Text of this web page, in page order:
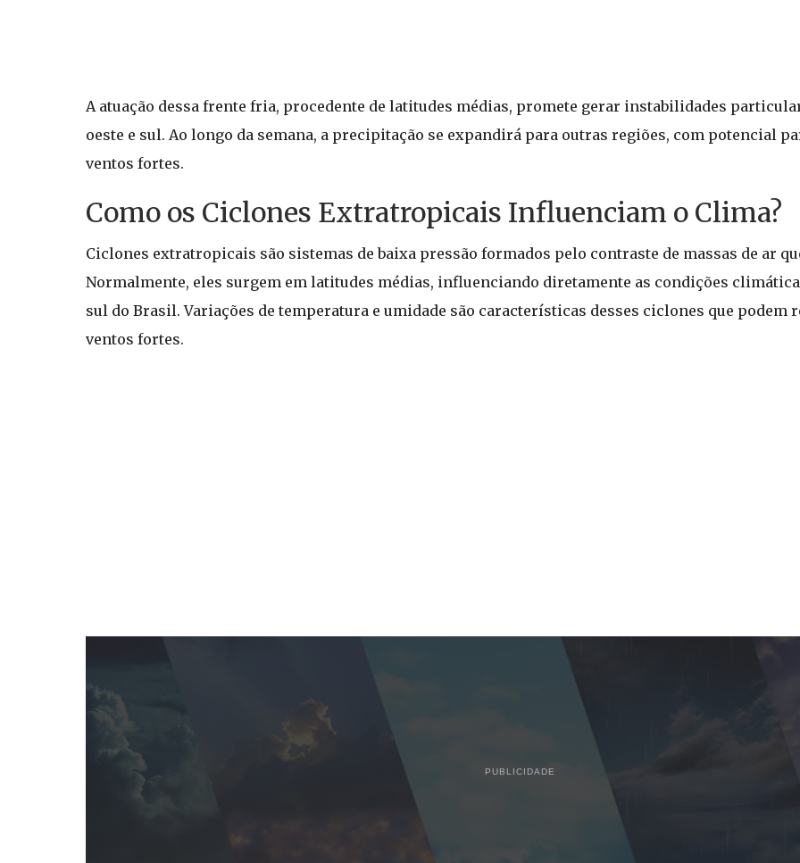
A atuação dessa frente fria, procedente de latitudes médias, promete gerar instabilidades
oeste e sul. Ao longo da semana, a precipitação se expandirá para outras regiões, com potencial
ventos fortes.
Como os Ciclones Extratropicais Influenciam o Clima?
Ciclones extratropicais são sistemas de baixa pressão formados pelo contraste de massas de ar
Normalmente, eles surgem em latitudes médias, influenciando diretamente as condições
sul do Brasil. Variações de temperatura e umidade são características desses ciclones que podem
ventos fortes.
PUBLICIDADE